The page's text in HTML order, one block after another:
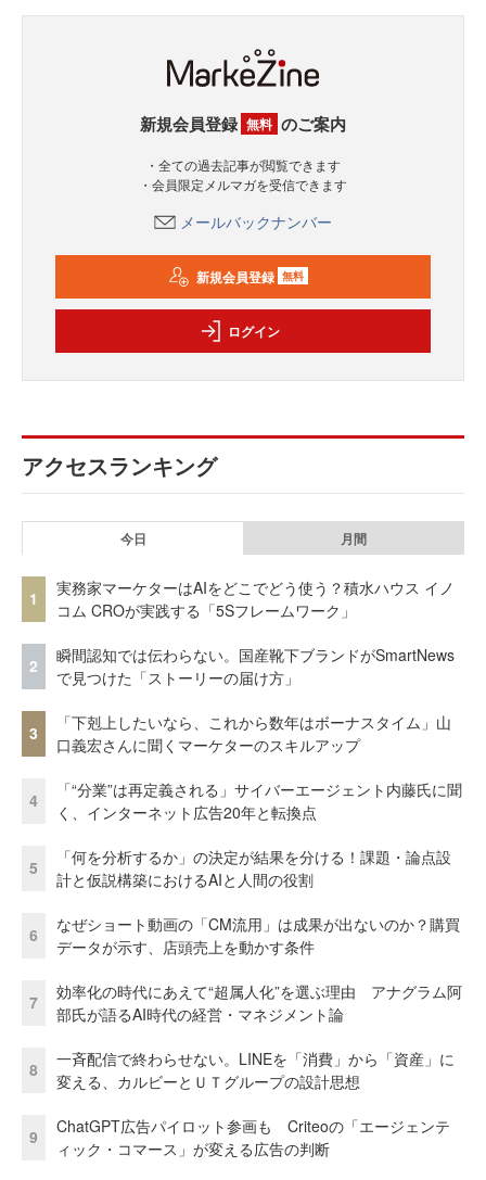
新規会員登録 無料 のご案内
・全ての過去記事が閲覧できます
・会員限定メルマガを受信できます
メールバックナンバー
新規会員登録 無料
ログイン
アクセスランキング
今日 月間
1
実務家マーケターはAIをどこでどう使う？積水ハウス イノ
コム CROが実践する「5Sフレームワーク」
2
瞬間認知では伝わらない。国産靴下ブランドがSmartNews
で見つけた「ストーリーの届け方」
3
「下剋上したいなら、これから数年はボーナスタイム」山
口義宏さんに聞くマーケターのスキルアップ
4
「“分業”は再定義される」サイバーエージェント内藤氏に聞
く、インターネット広告20年と転換点
5
「何を分析するか」の決定が結果を分ける！課題・論点設
計と仮説構築におけるAIと人間の役割
6
なぜショート動画の「CM流用」は成果が出ないのか？購買
データが示す、店頭売上を動かす条件
7
効率化の時代にあえて“超属人化”を選ぶ理由 アナグラム阿
部氏が語るAI時代の経営・マネジメント論
8
一斉配信で終わらせない。LINEを「消費」から「資産」に
変える、カルビーとＵＴグループの設計思想
9
ChatGPT広告パイロット参画も Criteoの「エージェンテ
ィック・コマース」が変える広告の判断